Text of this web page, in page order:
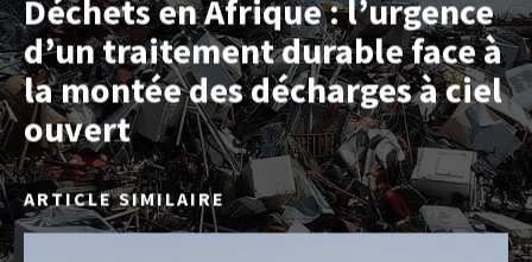
Déchets en Afrique : l’urgence
d’un traitement durable face à
la montée des décharges à ciel
ouvert
ARTICLE SIMILAIRE